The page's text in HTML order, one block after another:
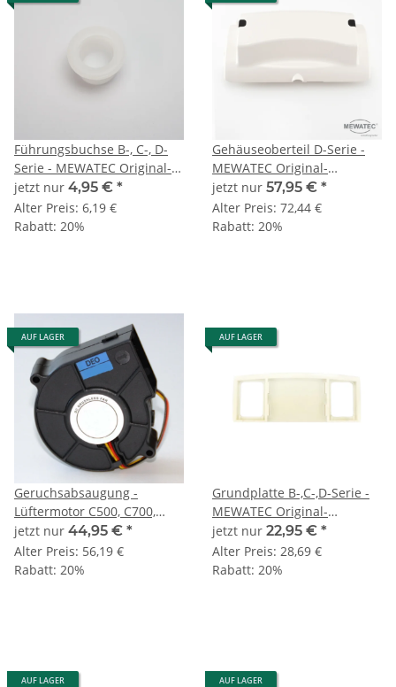
Führungsbuchse B-, C-, D-
Serie - MEWATEC Original-
Ersatzteil
jetzt nur 4,95 € *
Alter Preis: 6,19 €
Rabatt: 20%
Gehäuseoberteil D-Serie -
MEWATEC Original-
Ersatzteil
jetzt nur 57,95 € *
Alter Preis: 72,44 €
Rabatt: 20%
AUF LAGER
Geruchsabsaugung -
Lüftermotor C500, C700,
D500, D700 - MEWATEC
Original-Ersatzteil
jetzt nur 44,95 € *
Alter Preis: 56,19 €
Rabatt: 20%
AUF LAGER
Grundplatte B-,C-,D-Serie -
MEWATEC Original-
Ersatzteil
jetzt nur 22,95 € *
Alter Preis: 28,69 €
Rabatt: 20%
AUF LAGER AUF LAGER